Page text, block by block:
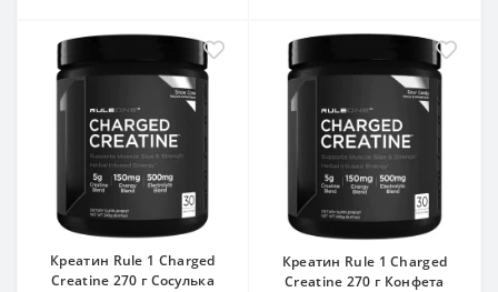
Креатин Rule 1 Charged
Creatine 270 г Сосулька
Креатин Rule 1 Charged
Creatine 270 г Конфета